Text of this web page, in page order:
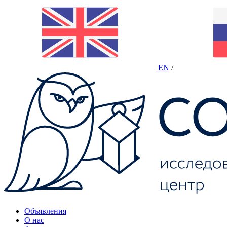
EN /
Объявления
О нас